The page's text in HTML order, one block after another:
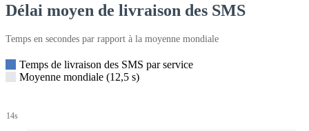
Délai moyen de livraison des SMS
Temps en secondes par rapport à la moyenne mondiale
Temps de livraison des SMS par service
Moyenne mondiale (12,5 s)
14s